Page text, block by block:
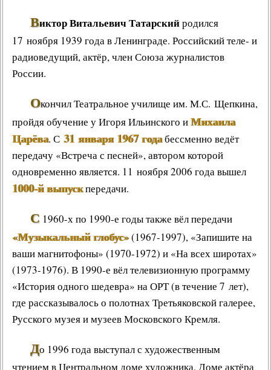
Виктор Витальевич Татарскийродился
17 ноября 1939 года в Ленинграде. Российский теле- и
радиоведущий, актёр, член Союза журналистов
России.
ОкончилТеатральное училище им. М.С. Щепкина,
пройдя обучение уИгоря Ильинского иМихаила
Царёва. С 31 января 1967 годабессменно ведёт
передачу «Встреча с песней», автором которой
одновременно является. 11 ноября 2006 года вышел
1000-й выпускпередачи.
С 1960-х по 1990-е годы также вёл передачи
«Музыкальный глобус»(1967-1997), «Запишите на
ваши магнитофоны» (1970-1972) и «На всех широтах»
(1973-1976). В 1990-е вёл телевизионную программу
«История одного шедевра» на ОРТ (в течение 7 лет),
где рассказывалось о полотнах Третьяковской галерее,
Русского музея и музеев Московского Кремля.
До 1996 года выступал с художественным
чтениемв Центральном доме художника, Доме актёра